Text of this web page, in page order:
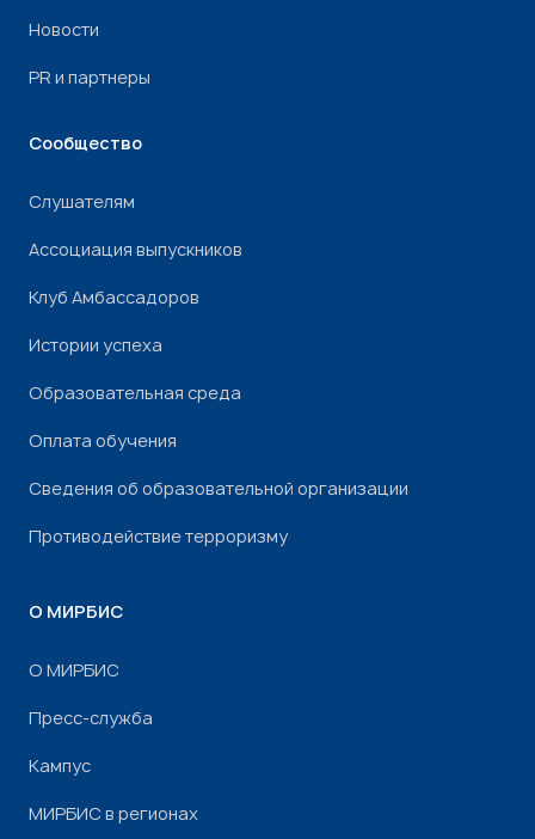
Новости
PR и партнеры
Сообщество
Слушателям
Ассоциация выпускников
Клуб Амбассадоров
Истории успеха
Образовательная среда
Оплата обучения
Сведения об образовательной организации
Противодействие терроризму
О МИРБИС
О МИРБИС
Пресс-служба
Кампус
МИРБИС в регионах